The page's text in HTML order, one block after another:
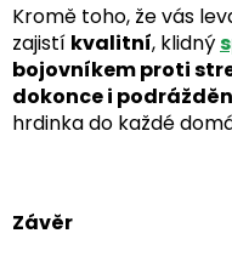
Kromě toho, že vás
zajistí kvalitní, klidný
bojovníkem proti
dokonce i
hrdinka do každé
Závěr